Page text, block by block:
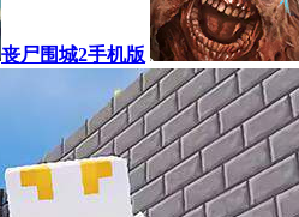
丧尸围城2手机版